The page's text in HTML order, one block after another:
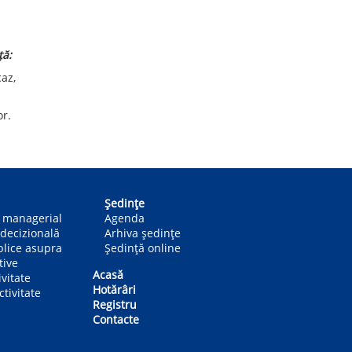
asupra
Ședințe
Agenda
Arhiva ședințe
Ședință online
Acasă
Hotărâri
Registru
Contacte